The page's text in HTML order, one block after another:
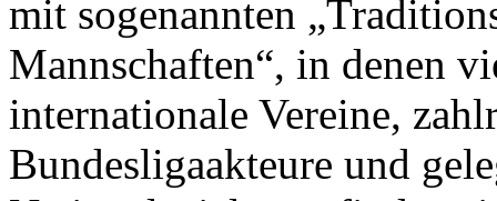
mit sogenannten
Mannschaften“, in denen
internationale Vereine,
Bundesligaakteure und